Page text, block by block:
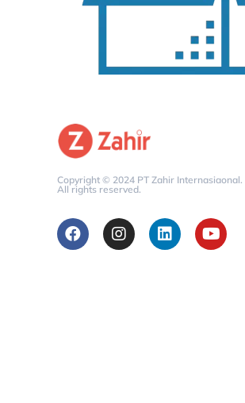
Copyright © 2024 PT Zahir Internasiaonal.
All rights reserved.